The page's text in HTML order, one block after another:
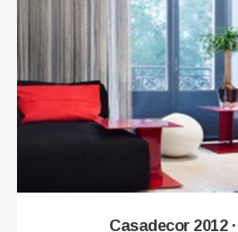
Casadecor 2012